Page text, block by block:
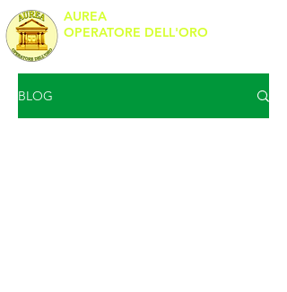
AUREA
OPERATORE DELL'ORO
BLOG